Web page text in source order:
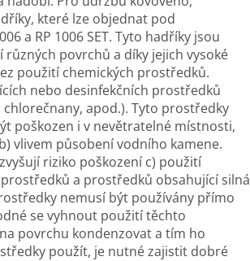
které lze objednat pod
a RP 1006 SET. Tyto hadříky jsou
povrchů a díky jejich vysoké
použití chemických prostředků.
nebo desinfekčních prostředků
apod.). Tyto prostředky
poškozen i v nevětratelné místnosti,
vlivem působení vodního kamene.
riziko poškození c) použití
a prostředků obsahující silná
nemusí být používány přímo
se vyhnout použití těchto
povrchu kondenzovat a tím ho
použít, je nutné zajistit dobré